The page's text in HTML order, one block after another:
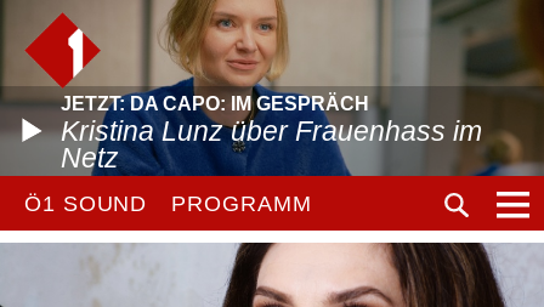
JETZT: DA CAPO: IM GESPRÄCH
Kristina Lunz über Frauenhass im
Netz
Ö1 SOUND PROGRAMM